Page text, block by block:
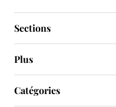
Sections
Plus
Catégories